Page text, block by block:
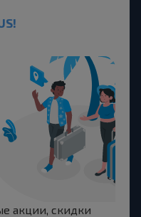
акции, скидки